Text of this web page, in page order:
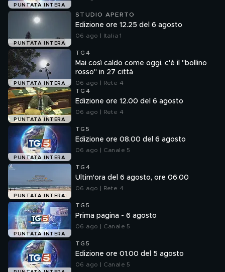
PUNTATA INTERA
PUNTATA INTERA
STUDIO APERTO
Edizione ore 12.25 del 6 agosto
06 ago | Italia 1
PUNTATA INTERA
TG4
Mai così caldo come oggi, c'è il "bollino
rosso" in 27 città
06 ago | Rete 4
PUNTATA INTERA
TG4
Edizione ore 12.00 del 6 agosto
06 ago | Rete 4
PUNTATA INTERA
TG5
Edizione ore 08.00 del 6 agosto
06 ago | Canale 5
PUNTATA INTERA
TG4
Ultim'ora del 6 agosto, ore 06.00
06 ago | Rete 4
PUNTATA INTERA
TG5
Prima pagina - 6 agosto
06 ago | Canale 5
TG5
Edizione ore 01.00 del 5 agosto
06 ago | Canale 5